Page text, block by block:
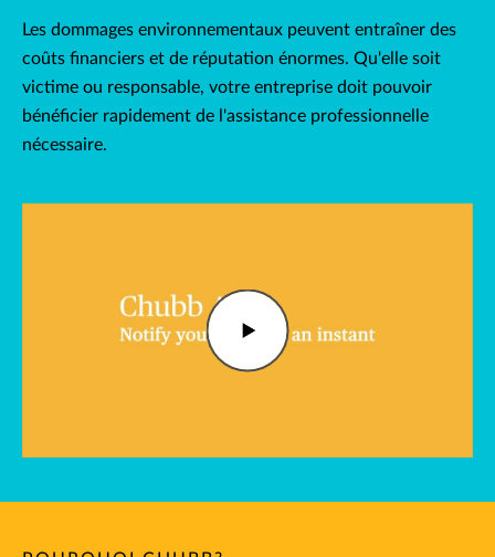
Les dommages environnementaux peuvent entraîner des
coûts financiers et de réputation énormes. Qu'elle soit
victime ou responsable, votre entreprise doit pouvoir
bénéficier rapidement de l'assistance professionnelle
nécessaire.